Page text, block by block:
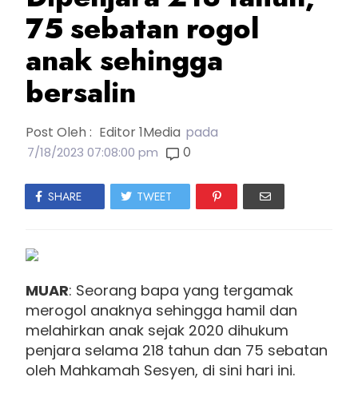
75 sebatan rogol
anak sehingga
bersalin
Post Oleh : Editor 1Media pada
7/18/2023 07:08:00 pm 0
SHARE TWEET
MUAR: Seorang bapa yang tergamak
merogol anaknya sehingga hamil dan
melahirkan anak sejak 2020 dihukum
penjara selama 218 tahun dan 75 sebatan
oleh Mahkamah Sesyen, di sini hari ini.